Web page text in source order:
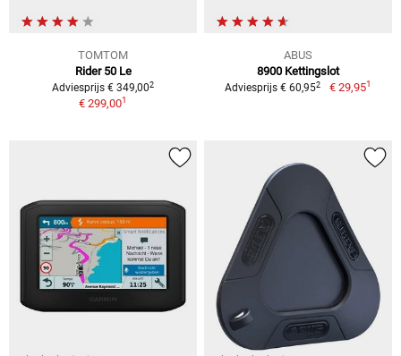
TOMTOM
Rider 50 Le
Adviesprijs € 349,002
€ 299,001
ABUS
8900 Kettingslot
Adviesprijs € 60,952 € 29,951